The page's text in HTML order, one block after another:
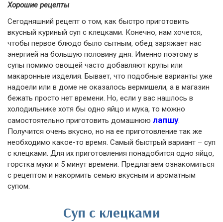
Хорошие рецепты
Сегодняшний рецепт о том, как быстро приготовить
вкусный куриный суп с клецками. Конечно, нам хочется,
чтобы первое блюдо было сытным, обед заряжает нас
энергией на большую половину дня. Именно поэтому в
супы помимо овощей часто добавляют крупы или
макаронные изделия. Бывает, что подобные варианты уже
надоели или в доме не оказалось вермишели, а в магазин
бежать просто нет времени. Но, если у вас нашлось в
холодильнике хотя бы одно яйцо и мука, то можно
самостоятельно приготовить домашнюю лапшу.
Получится очень вкусно, но на ее приготовление так же
необходимо какое-то время. Самый быстрый вариант – суп
с клецками. Для их приготовления понадобится одно яйцо,
горстка муки и 5 минут времени. Предлагаем ознакомиться
с рецептом и накормить семью вкусным и ароматным
супом.
Суп с клецками